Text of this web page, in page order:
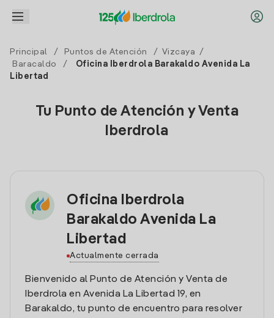
Principal / Puntos de Atención / Vizcaya
/
Baracaldo
/
Oficina Iberdrola Barakaldo Avenida La
Libertad
Tu Punto de Atención y Venta
Iberdrola
Oficina Iberdrola
Barakaldo Avenida La
Libertad
Actualmente cerrada
Bienvenido al Punto de Atención y Venta de
Iberdrola en Avenida La Libertad 19, en
Barakaldo, tu punto de encuentro para resolver